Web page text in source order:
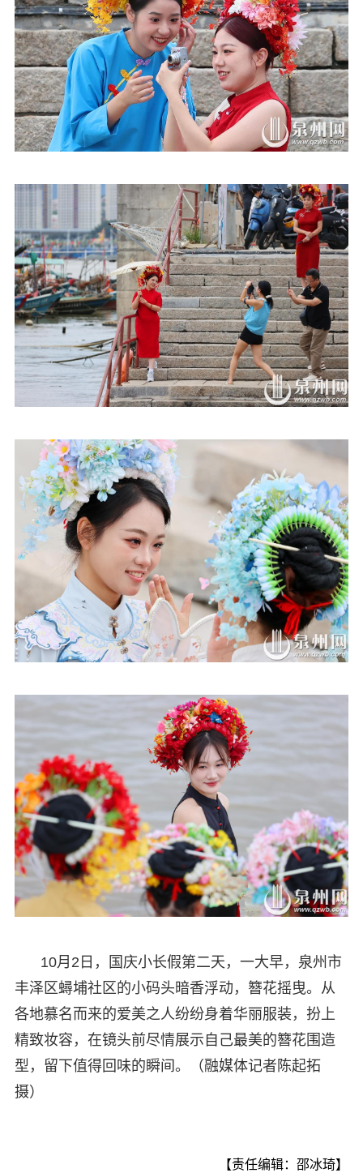
10月2日，国庆小长假第二天，一大早，泉州市
丰泽区蟳埔社区的小码头暗香浮动，簪花摇曳。从
各地慕名而来的爱美之人纷纷身着华丽服装，扮上
精致妆容，在镜头前尽情展示自己最美的簪花围造
型，留下值得回味的瞬间。（融媒体记者陈起拓
摄）
【责任编辑：邵冰琦】